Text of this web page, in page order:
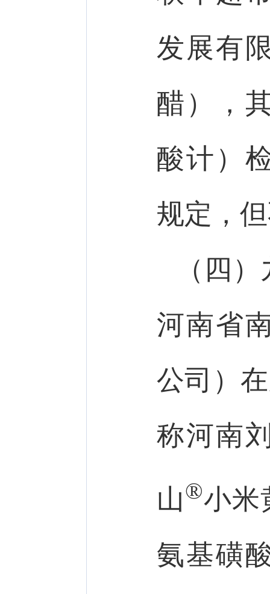
发展有
醋），
酸计）
规定，
（四
河南省
公司）
称河南
山®小米
氨基磺